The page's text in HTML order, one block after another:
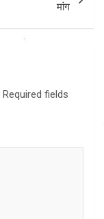
मांग
Required fields